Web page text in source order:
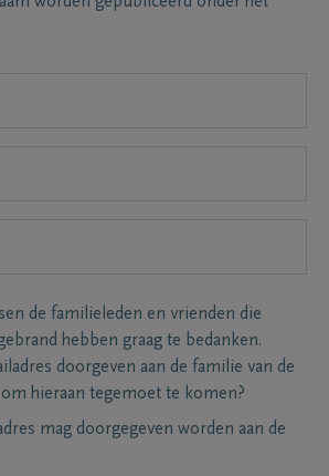
de familieleden en vrienden die
hebben graag te bedanken.
doorgeven aan de familie van de
hieraan tegemoet te komen?
mag doorgegeven worden aan de